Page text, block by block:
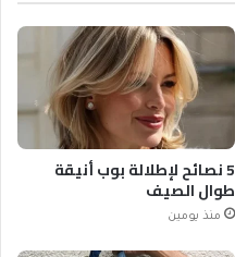
5 نصائح لإطلالة بوب أنيقة
طوال الصيف
منذ يومين